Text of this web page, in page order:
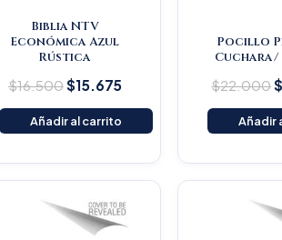
Biblia NTV
Económica Azul
Rústica
$16.500$15.675
Añadir al carrito
Pocillo
Cuchara/
$22.000$
Añadir